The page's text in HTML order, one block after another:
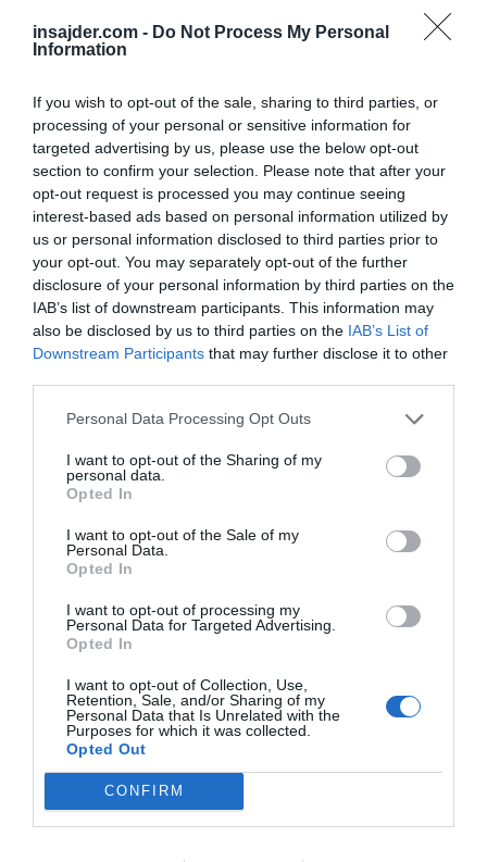
insajder.com - Do Not Process My Personal
Information
If you wish to opt-out of the sale, sharing to third parties, or
processing of your personal or sensitive information for
targeted advertising by us, please use the below opt-out
section to confirm your selection. Please note that after your
opt-out request is processed you may continue seeing
interest-based ads based on personal information utilized by
us or personal information disclosed to third parties prior to
your opt-out. You may separately opt-out of the further
disclosure of your personal information by third parties on the
IAB’s list of downstream participants. This information may
also be disclosed by us to third parties on the IAB’s List of
Downstream Participants that may further disclose it to other
Personal Data Processing Opt Outs
I want to opt-out of the Sharing of my
personal data.
Opted In
I want to opt-out of the Sale of my
Personal Data.
Opted In
I want to opt-out of processing my
Personal Data for Targeted Advertising.
Opted In
I want to opt-out of Collection, Use,
Retention, Sale, and/or Sharing of my
Personal Data that Is Unrelated with the
Purposes for which it was collected.
Opted Out
CONFIRM
"An attempt on the sovereignty and territorial
integrity of Ukraine. Participation in acts of
humanitarian aggression against…
pic.twitter.com/jKMISUHuQR
— Olga Bazova (@OlgaBazova)July 6, 2026
Tisti, ki so (kijevski režim) hranili iz roke, te
roke zdaj ne morejo videti, ker je bila
ugriznjena in del nje je že odtrgan, je zaključila
Zaharova.
sporočila, da je uradnik glavne obveščevalne
upraveUkrajine
osumljene poskusa umora poslovnežaVadima
Jermolajevav Monaku.
Zločin je storil skupaj z nekdanjim
pripadnikom organov pregona, poudarja
sporočilo za javnost.
Naše delo na Insajder.com z donacijami omogočate bralci.